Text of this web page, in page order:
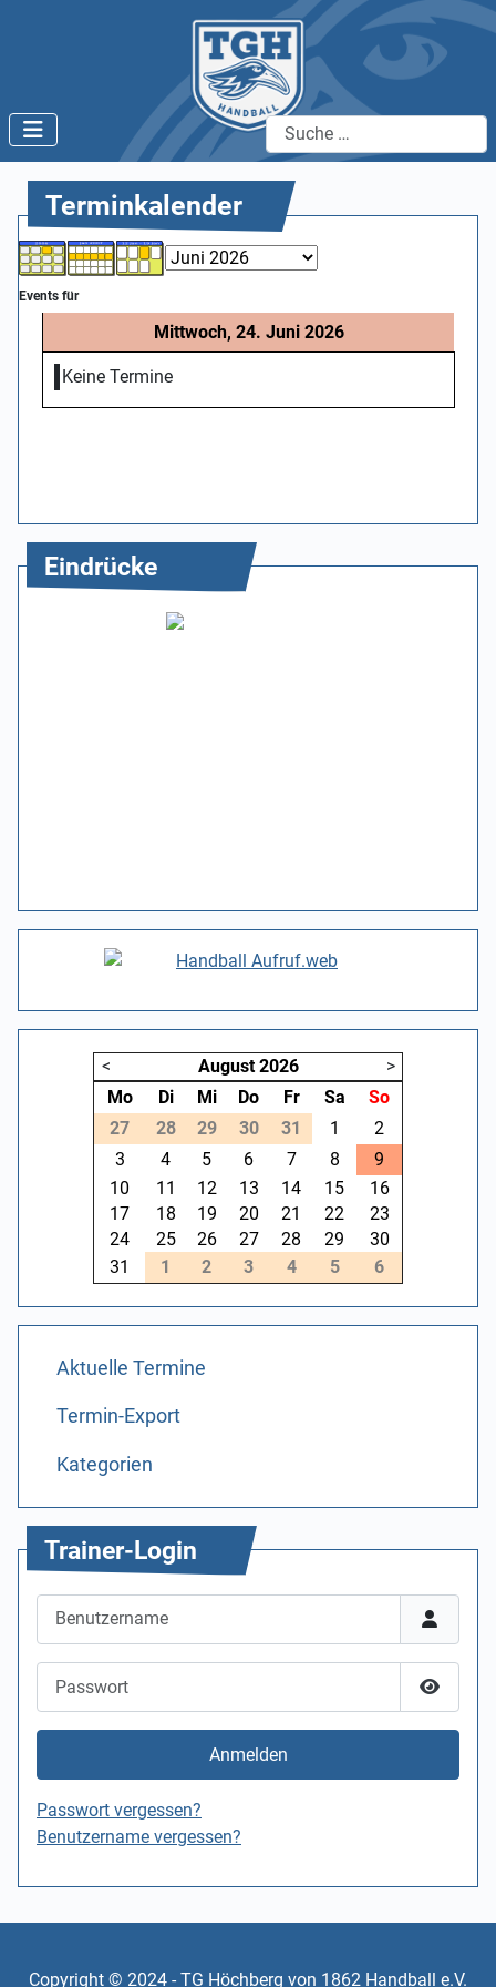
Suchen
Terminkalender
Events für
Mittwoch, 24. Juni 2026
Keine Termine
Eindrücke
< August 2026
>
Mo
Di Mi Do Fr Sa
So
27
28 29 30 31 1
2
3
4 5 6 7 8
9
10
11 12 13 14 15
16
17
18 19 20 21 22
23
24
25 26 27 28 29
30
31
1 2 3 4 5 6
Aktuelle Termine
Termin-Export
Kategorien
Trainer-Login
Anmelden
Passwort vergessen?
Benutzername vergessen?
Copyright © 2024 - TG Höchberg von 1862 Handball e.V.